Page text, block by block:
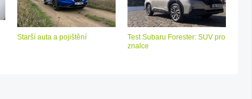
Starší auta a pojištění
Test Subaru Forester: SUV pro
znalce